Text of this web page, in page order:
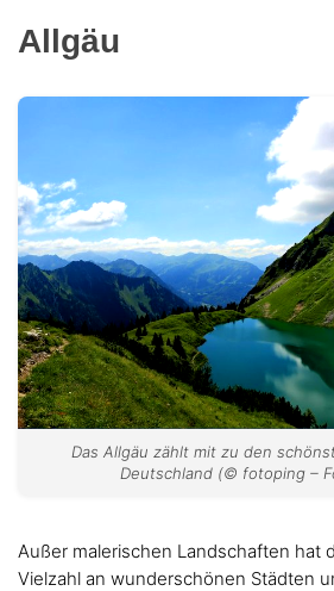
Allgäu
Das Allgäu zählt mit zu den
Deutschland (© fotoping –
Außer malerischen Landschaften hat
Vielzahl an wunderschönen Städten